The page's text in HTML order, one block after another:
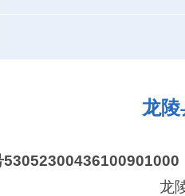
龙
53052300436100901000
龙